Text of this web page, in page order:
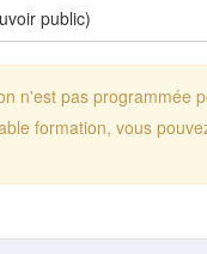
n'est pas programmée
formation, vous